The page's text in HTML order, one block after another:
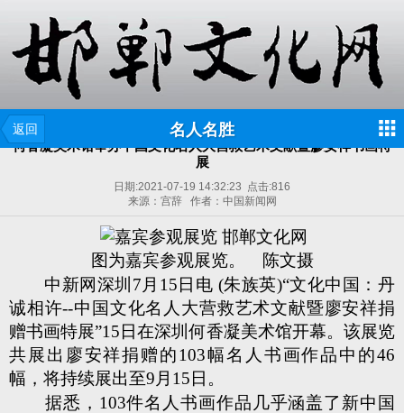
返回 名人名胜
何香凝美术馆举办中国文化名人大营救艺术文献暨廖安祥书画特
展
日期:2021-07-19 14:32:23 点击:816
来源：宫辞 作者：中国新闻网
图为嘉宾参观展览。 陈文摄
中新网深圳7月15日电 (朱族英)“文化中国：丹
诚相许--中国文化名人大营救艺术文献暨廖安祥捐
赠书画特展”15日在深圳何香凝美术馆开幕。该展览
共展出廖安祥捐赠的103幅名人书画作品中的46
幅，将持续展出至9月15日。
据悉，103件名人书画作品几乎涵盖了新中国